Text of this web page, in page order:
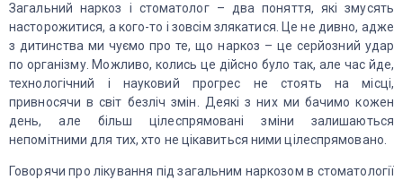
Загальний наркоз і стоматолог – два поняття, які змусять
насторожитися, а кого-то і зовсім злякатися. Це не дивно, адже
з дитинства ми чуємо про те, що наркоз – це серйозний удар
по організму. Можливо, колись це дійсно було так, але час йде,
технологічний і науковий прогрес не стоять на місці,
привносячи в світ безліч змін. Деякі з них ми бачимо кожен
день, але більш цілеспрямовані зміни залишаються
непомітними для тих, хто не цікавиться ними цілеспрямовано.
Говорячи про лікування під загальним наркозом в стоматології